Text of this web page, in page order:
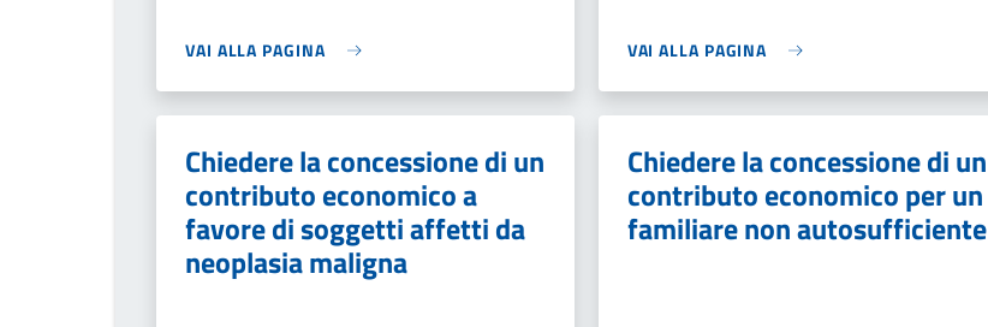
VAI ALLA PAGINA VAI ALLA PAGINA
Chiedere la concessione di un
contributo economico a
favore di soggetti affetti da
neoplasia maligna
Chiedere la concessione di un
contributo economico per un
familiare non autosufficiente